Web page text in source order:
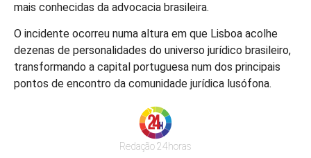
mais conhecidas da advocacia brasileira.
O incidente ocorreu numa altura em que Lisboa acolhe
dezenas de personalidades do universo jurídico brasileiro,
transformando a capital portuguesa num dos principais
pontos de encontro da comunidade jurídica lusófona.
Redação 24horas